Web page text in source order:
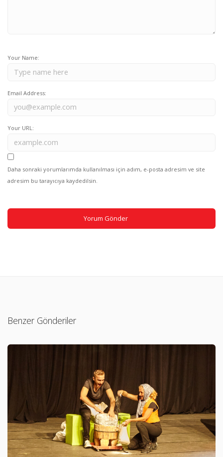
Your Name:
Email Address:
Your URL:
Daha sonraki yorumlarımda kullanılması için adım, e-posta adresim ve site
adresim bu tarayıcıya kaydedilsin.
Benzer Gönderiler